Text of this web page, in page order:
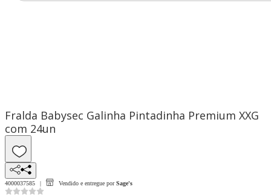
Fralda Babysec Galinha Pintadinha Premium XXG
com 24un
4000037585 Vendido e entregue por Sage's